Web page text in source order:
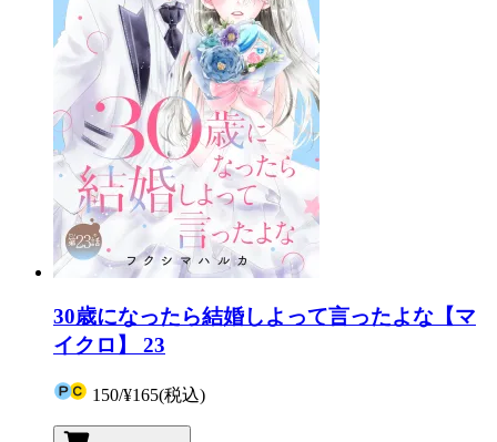
30歳になったら結婚しよって言ったよな【マ
イクロ】 23
150/¥165(税込)